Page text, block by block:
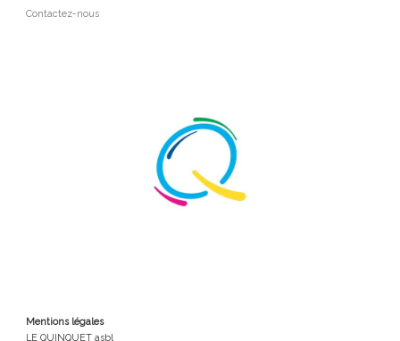
Contactez-nous
Mentions légales
LE QUINQUET asbl